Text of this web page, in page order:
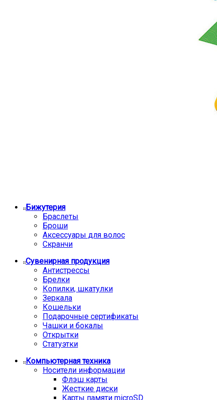
Бижутерия
Браслеты
Броши
Аксессуары для волос
Скранчи
Сувенирная продукция
Антистрессы
Брелки
Копилки, шкатулки
Зеркала
Кошельки
Подарочные сертификаты
Чашки и бокалы
Открытки
Статуэтки
Компьютерная техника
Носители информации
Флэш карты
Жесткие диски
Карты памяти microSD